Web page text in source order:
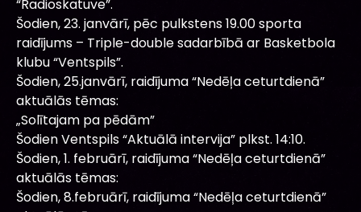
“Radioskatuve”.
Šodien, 23. janvārī, pēc pulkstens 19.00 sporta
raidījums – Triple-double sadarbībā ar Basketbola
klubu “Ventspils”.
Šodien, 25.janvārī, raidījuma “Nedēļa ceturtdienā”
aktuālās tēmas:
„Solītajam pa pēdām”
Šodien Ventspils “Aktuālā intervija” plkst. 14:10.
Šodien, 1. februārī, raidījuma “Nedēļa ceturtdienā”
aktuālās tēmas:
Šodien, 8.februārī, raidījuma “Nedēļa ceturtdienā”